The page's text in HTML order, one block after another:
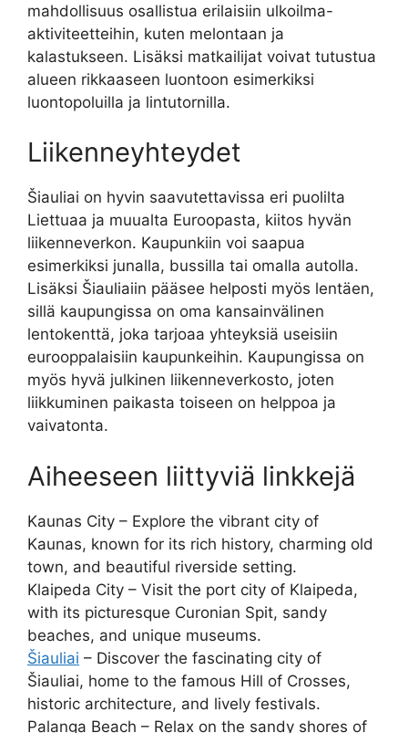
mahdollisuus osallistua erilaisiin ulkoilma-
aktiviteetteihin, kuten melontaan ja
kalastukseen. Lisäksi matkailijat voivat tutustua
alueen rikkaaseen luontoon esimerkiksi
luontopoluilla ja lintutornilla.
Liikenneyhteydet
Šiauliai on hyvin saavutettavissa eri puolilta
Liettuaa ja muualta Euroopasta, kiitos hyvän
liikenneverkon. Kaupunkiin voi saapua
esimerkiksi junalla, bussilla tai omalla autolla.
Lisäksi Šiauliaiin pääsee helposti myös lentäen,
sillä kaupungissa on oma kansainvälinen
lentokenttä, joka tarjoaa yhteyksiä useisiin
eurooppalaisiin kaupunkeihin. Kaupungissa on
myös hyvä julkinen liikenneverkosto, joten
liikkuminen paikasta toiseen on helppoa ja
vaivatonta.
Aiheeseen liittyviä linkkejä
Kaunas City – Explore the vibrant city of
Kaunas, known for its rich history, charming old
town, and beautiful riverside setting.
Klaipeda City – Visit the port city of Klaipeda,
with its picturesque Curonian Spit, sandy
beaches, and unique museums.
Šiauliai – Discover the fascinating city of
Šiauliai, home to the famous Hill of Crosses,
historic architecture, and lively festivals.
Palanga Beach – Relax on the sandy shores of